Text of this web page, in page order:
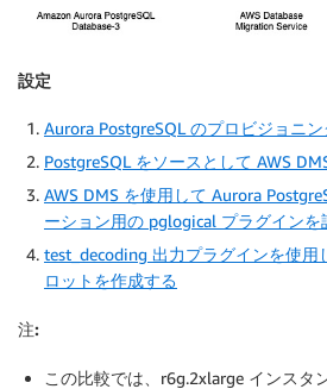
設定
Aurora PostgreSQL のプロビジョニン
PostgreSQL をソースとして AWS
AWS DMS を使用して Aurora
ーション用の pglogical プラグインを
test_decoding 出力プラグインを使用
ロットを作成する
注:
この比較では、r6g.2xlarge インスタ